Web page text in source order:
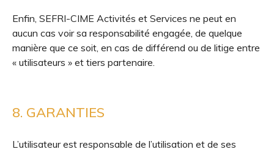
Enfin, SEFRI-CIME Activités et Services ne peut en
aucun cas voir sa responsabilité engagée, de quelque
manière que ce soit, en cas de différend ou de litige entre
« utilisateurs » et tiers partenaire.
8. GARANTIES
L’utilisateur est responsable de l’utilisation et de ses